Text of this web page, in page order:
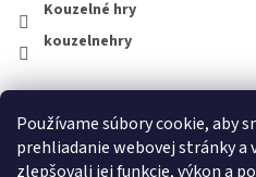
Používame súbory cookie, aby
prehliadanie webovej stránky a
zlepšovali jej funkcie, výkon a
Kouzelné hry
kouzelnehry
KouzelneHry.cz